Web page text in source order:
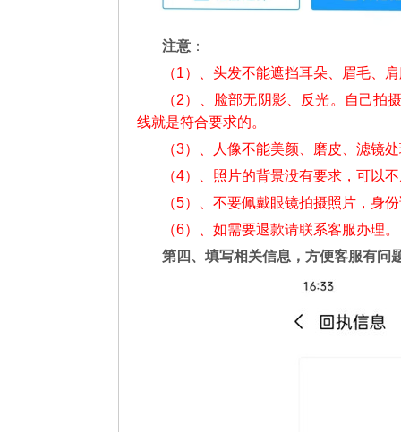
注意 ：
（1）、头发不能遮挡耳朵、眉毛、
（2）、脸部无阴影、反光。自己拍
线就是符合要求的。
（3）、人像不能美颜、磨皮、滤镜
（4）、照片的背景没有要求，可以
（5）、不要佩戴眼镜拍摄照片，身
（6）、如需要退款请联系客服办理。
第四、填写相关信息，方便客服有问